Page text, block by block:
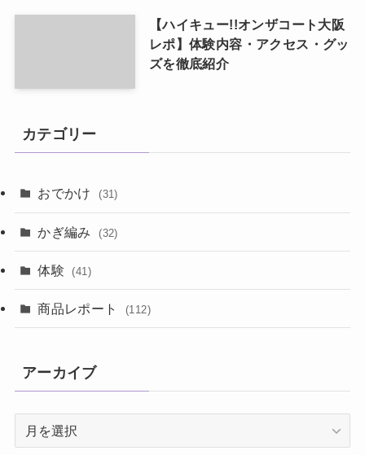
【ハイキュー!!オンザコート大阪
レポ】体験内容・アクセス・グッ
ズを徹底紹介
カテゴリー
おでかけ (31)
かぎ編み (32)
体験 (41)
商品レポート (112)
アーカイブ